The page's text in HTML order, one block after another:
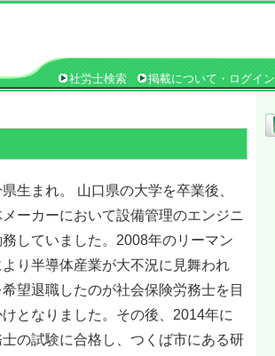
社労士検索 掲載について・ログイン
生まれ。 山口県の大学を卒業後、
ーカーにおいて設備管理のエンジニ
していました。2008年のリーマン
より半導体産業が大不況に見舞われ
望退職したのが社会保険労務士を目
となりました。その後、2014年に
の試験に合格し、つくば市にある研